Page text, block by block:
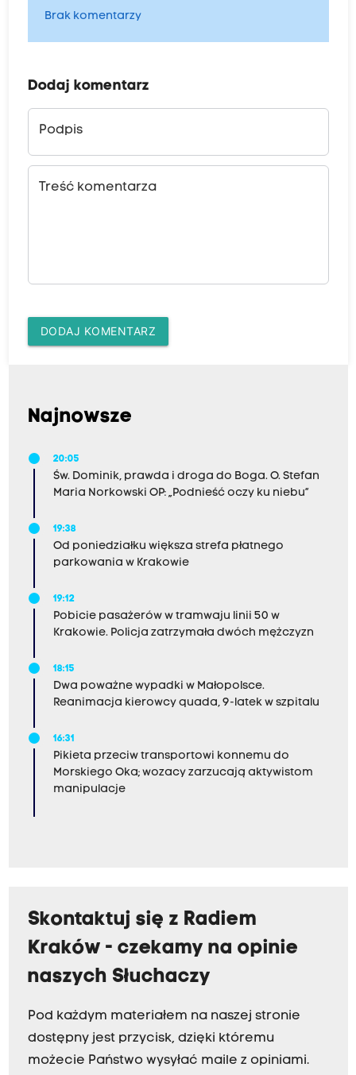
Brak komentarzy
Dodaj komentarz
Podpis
Treść komentarza
DODAJ KOMENTARZ
Najnowsze
20:05
Św. Dominik, prawda i droga do Boga. O. Stefan
Maria Norkowski OP: „Podnieść oczy ku niebu”
19:38
Od poniedziałku większa strefa płatnego
parkowania w Krakowie
19:12
Pobicie pasażerów w tramwaju linii 50 w
Krakowie. Policja zatrzymała dwóch mężczyzn
18:15
Dwa poważne wypadki w Małopolsce.
Reanimacja kierowcy quada, 9-latek w szpitalu
16:31
Pikieta przeciw transportowi konnemu do
Morskiego Oka; wozacy zarzucają aktywistom
manipulacje
Skontaktuj się z Radiem
Kraków - czekamy na opinie
naszych Słuchaczy
Pod każdym materiałem na naszej stronie
dostępny jest przycisk, dzięki któremu
możecie Państwo wysyłać maile z opiniami.